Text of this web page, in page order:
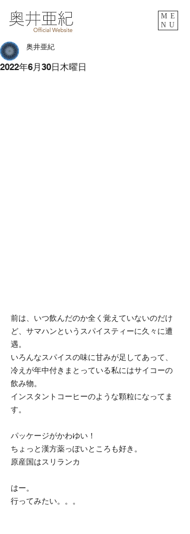
ME
NU
2022年6月30日木曜日
奥井亜紀
前は、いつ飲んだのか全く覚えていないのだけ
ど、サマハンというスパイスティーに久々に遭
遇。
いろんなスパイスの味に甘みが足してあって、
冷えが年中付きまとっている私にはサイコーの
飲み物。
インスタントコーヒーのような顆粒になってま
す。
パッケージがかわゆい！
ちょっと漢方薬っぽいところも好き。
原産国はスリランカ
はー。
行ってみたい。。。